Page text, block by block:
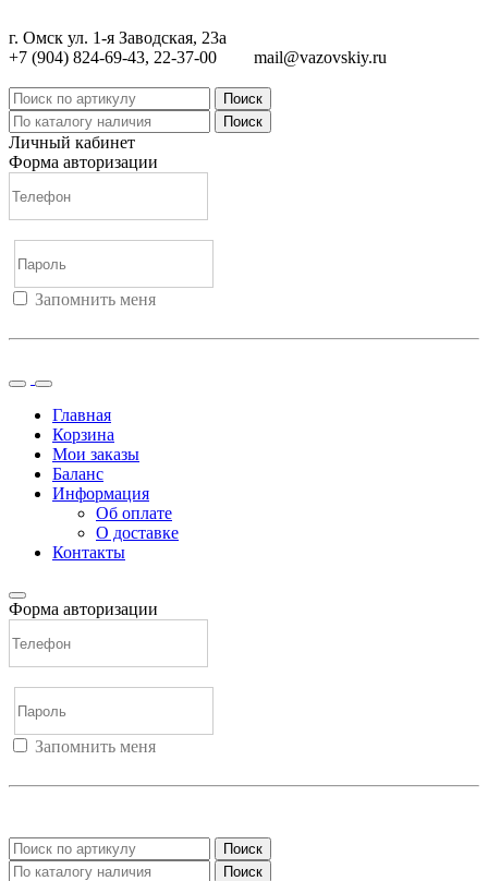
г. Омск ул. 1-я Заводская, 23а
+7 (904) 824-69-43, 22-37-00
mail@vazovskiy.ru
Поиск
Поиск
Личный кабинет
Форма авторизации
Запомнить меня
Главная
Корзина
Мои заказы
Баланс
Информация
Об оплате
О доставке
Контакты
Форма авторизации
Запомнить меня
Поиск
Поиск